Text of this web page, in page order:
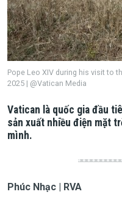
Pope Leo XIV during his visit to
2025 | @Vatican Media
Vatican là quốc gia đầu
sản xuất nhiều điện mặt
mình.
Phúc Nhạc | RVA